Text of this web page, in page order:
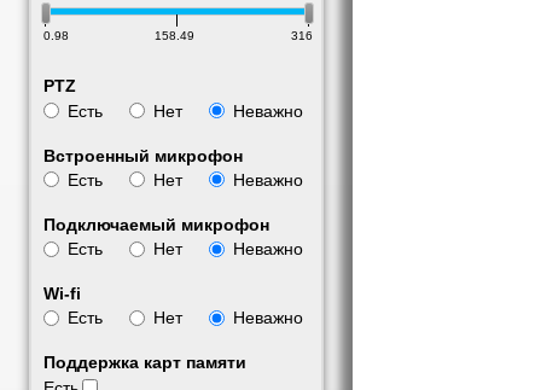
0.98 158.49 316
PTZ
Есть
Нет Неважно
Встроенный микрофон
Есть
Нет Неважно
Подключаемый микрофон
Есть
Нет Неважно
Wi-fi
Есть
Нет Неважно
Поддержка карт памяти